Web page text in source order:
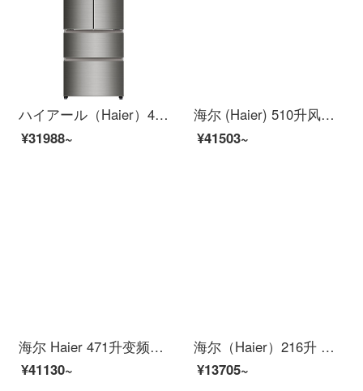
ハイアール（Haier）453リットル無霜コンバート4ドア冷蔵庫冷蔵3段変温新国家標準1級省エネダブルオープン引出しBD-453 WD VS
¥31988~
海尔 (Haier) 510升风冷无霜变频双开门对开门冰箱 +滚筒洗衣机全自动高温除菌微蒸汽除螨洗烘一体
¥41503~
海尔 Haier 471升变频风冷无霜干湿分储T型十字对开门双开门冰箱 外取水 Water cooler 系列 BCD-471WDEA
¥41130~
海尔（Haier）216升 三门冰箱 电脑控温 节能环保 大冷冻能力 BCD-216SDN
¥13705~